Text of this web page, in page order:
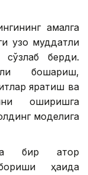
амалга
узоқ муддатли
сўзлаб берди.
бошқариш,
яратиш ва
оширишга
моделига
бир қатор
ҳақида